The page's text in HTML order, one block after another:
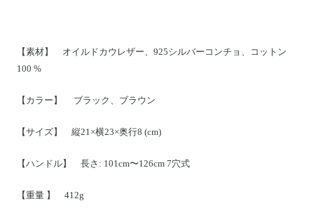
【素材】 オイルドカウレザー、925シルバーコンチョ、コットン
100 %
【カラー】 ブラック、ブラウン
【サイズ】 縦21×横23×奥行8 (cm)
【ハンドル】 長さ: 101cm〜126cm 7穴式
【重量 】 412g